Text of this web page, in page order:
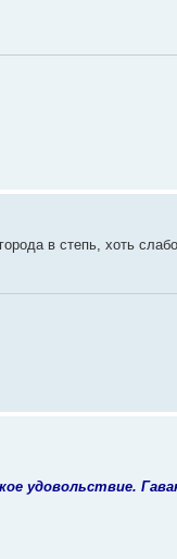
в степь, хоть
удовольствие.